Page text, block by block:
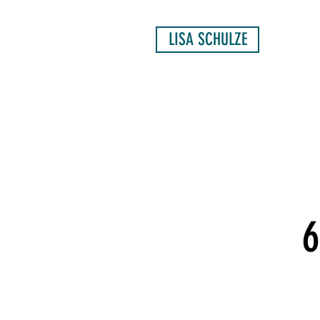
LISA SCHULZE